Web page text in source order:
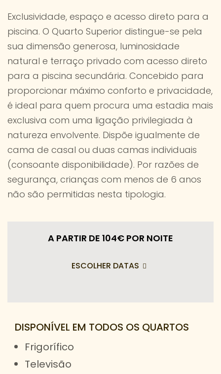
Exclusividade, espaço e acesso direto para a
piscina. O Quarto Superior distingue-se pela
sua dimensão generosa, luminosidade
natural e terraço privado com acesso direto
para a piscina secundária. Concebido para
proporcionar máximo conforto e privacidade,
é ideal para quem procura uma estadia mais
exclusiva com uma ligação privilegiada à
natureza envolvente. Dispõe igualmente de
cama de casal ou duas camas individuais
(consoante disponibilidade). Por razões de
segurança, crianças com menos de 6 anos
não são permitidas nesta tipologia.
A PARTIR DE 104€ POR NOITE
ESCOLHER DATAS
DISPONÍVEL EM TODOS OS QUARTOS
Frigorífico
Televisão